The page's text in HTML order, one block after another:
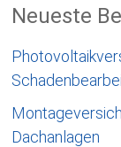
Neueste
Dachanlagen